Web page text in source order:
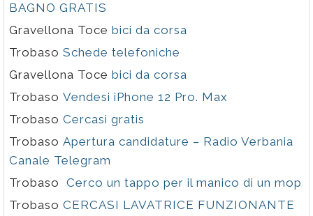
BAGNO GRATIS
Gravellona Toce bici da corsa
Trobaso Schede telefoniche
Gravellona Toce bici da corsa
Trobaso Vendesi iPhone 12 Pro. Max
Trobaso Cercasi gratis
Trobaso Apertura candidature – Radio Verbania
Canale Telegram
Trobaso Cerco un tappo per il manico di un mop
Trobaso CERCASI LAVATRICE FUNZIONANTE